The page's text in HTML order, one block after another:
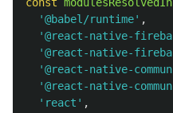
'@babel/runtime' ,
'@react-native-
'@react-native-
'@react-native-
'@react-native-
' react ' ,